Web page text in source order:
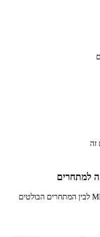
השוואת רמות הגימור של מרצדס ML 2005 לבין המתחרים הבולטים